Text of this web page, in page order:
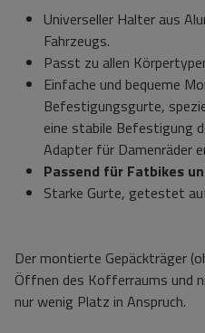
Universeller Halter aus
Fahrzeugs.
Passt zu allen
Einfache und bequeme
Befestigungsgurte,
eine stabile Befestigung
Adapter für Damenräder
Passend für Fatbikes
Starke Gurte, getestet
Der montierte Gepäckträger
Öffnen des Kofferraums und
nur wenig Platz in Anspruch.